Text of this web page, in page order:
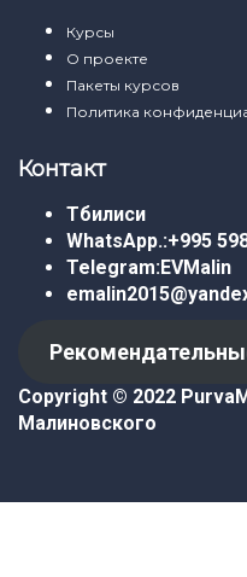
Курсы
О проекте
Пакеты курсов
Политика
Контакт
Тбилиси
WhatsApp.:+995
Telegram:EVMalin
Copyright © 2022
Малиновского